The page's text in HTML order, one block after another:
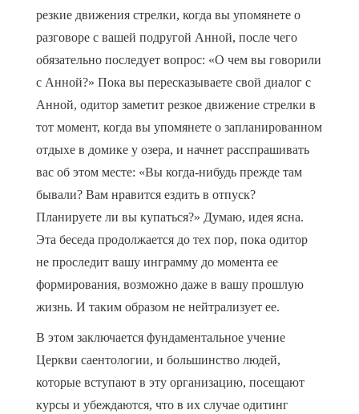
резкие движения стрелки, когда вы упомянете о
разговоре с вашей подругой Анной, после чего
обязательно последует вопрос: «О чем вы говорили
с Анной?» Пока вы пересказываете свой диалог с
Анной, одитор заметит резкое движение стрелки в
тот момент, когда вы упомянете о запланированном
отдыхе в домике у озера, и начнет расспрашивать
вас об этом месте: «Вы когда-нибудь прежде там
бывали? Вам нравится ездить в отпуск?
Планируете ли вы купаться?» Думаю, идея ясна.
Эта беседа продолжается до тех пор, пока одитор
не проследит вашу инграмму до момента ее
формирования, возможно даже в вашу прошлую
жизнь. И таким образом не нейтрализует ее.
В этом заключается фундаментальное учение
Церкви саентологии, и большинство людей,
которые вступают в эту организацию, посещают
курсы и убеждаются, что в их случае одитинг